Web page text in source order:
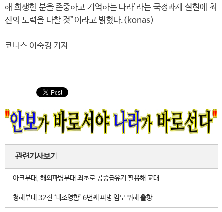
해 희생한 분을 존중하고 기억하는 나라’라는 국정과제 실현에 최
선의 노력을 다할 것”이라고 밝혔다.(konas)
코나스 이숙경 기자
관련기사보기
아크부대, 해외파병부대 최초로 공중급유기 활용해 교대
청해부대 32진 ‘대조영함’ 6번째 파병 임무 위해 출항